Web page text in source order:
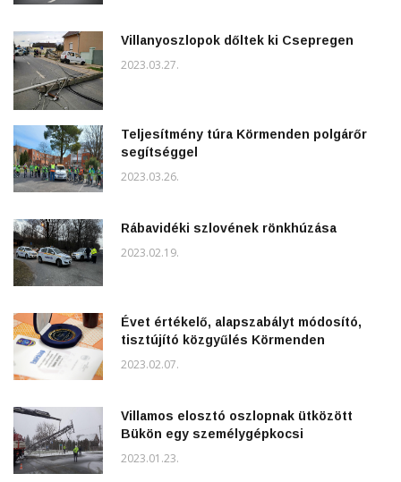
Villanyoszlopok dőltek ki Csepregen
2023.03.27.
Teljesítmény túra Körmenden polgárőr
segítséggel
2023.03.26.
Rábavidéki szlovének rönkhúzása
2023.02.19.
Évet értékelő, alapszabályt módosító,
tisztújító közgyűlés Körmenden
2023.02.07.
Villamos elosztó oszlopnak ütközött
Bükön egy személygépkocsi
2023.01.23.